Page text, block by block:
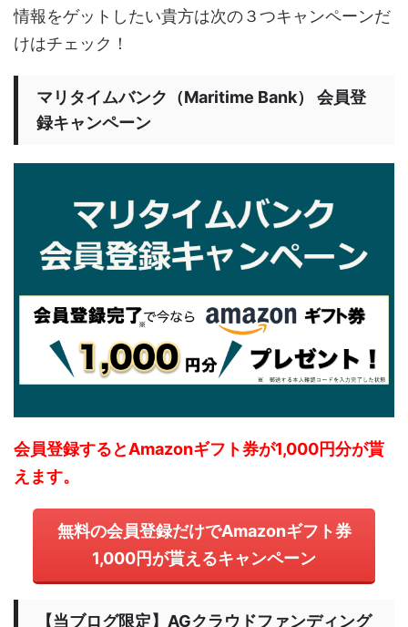
情報をゲットしたい貴方は次の３つキャンペーンだ
けはチェック！
マリタイムバンク（Maritime Bank） 会員登
録キャンペーン
会員登録するとAmazonギフト券が1,000円分が貰
えます。
無料の会員登録だけでAmazonギフト券
1,000円が貰えるキャンペーン
【当ブログ限定】AGクラウドファンディング